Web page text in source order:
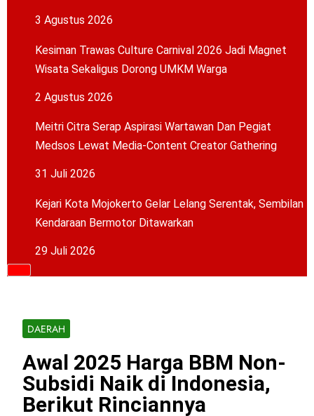
3 Agustus 2026
Kesiman Trawas Culture Carnival 2026 Jadi Magnet
Wisata Sekaligus Dorong UMKM Warga
2 Agustus 2026
Meitri Citra Serap Aspirasi Wartawan Dan Pegiat
Medsos Lewat Media-Content Creator Gathering
31 Juli 2026
Kejari Kota Mojokerto Gelar Lelang Serentak, Sembilan
Kendaraan Bermotor Ditawarkan
29 Juli 2026
DAERAH
Awal 2025 Harga BBM Non-
Subsidi Naik di Indonesia,
Berikut Rinciannya